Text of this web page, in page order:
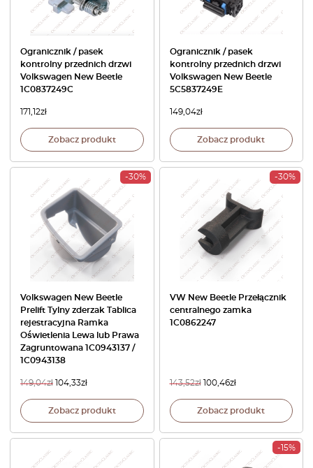
Ogranicznik / pasek
kontrolny przednich drzwi
Volkswagen New Beetle
1C0837249C
171,12zł
Zobacz produkt
Ogranicznik / pasek
kontrolny przednich drzwi
Volkswagen New Beetle
5C5837249E
149,04zł
Zobacz produkt
-30%
Volkswagen New Beetle
Prelift Tylny zderzak Tablica
rejestracyjna Ramka
Oświetlenia Lewa lub Prawa
Zagruntowana 1C0943137 /
1C0943138
149,04zł 104,33zł
Zobacz produkt
-30%
VW New Beetle Przełącznik
centralnego zamka
1C0862247
143,52zł 100,46zł
Zobacz produkt
-15%